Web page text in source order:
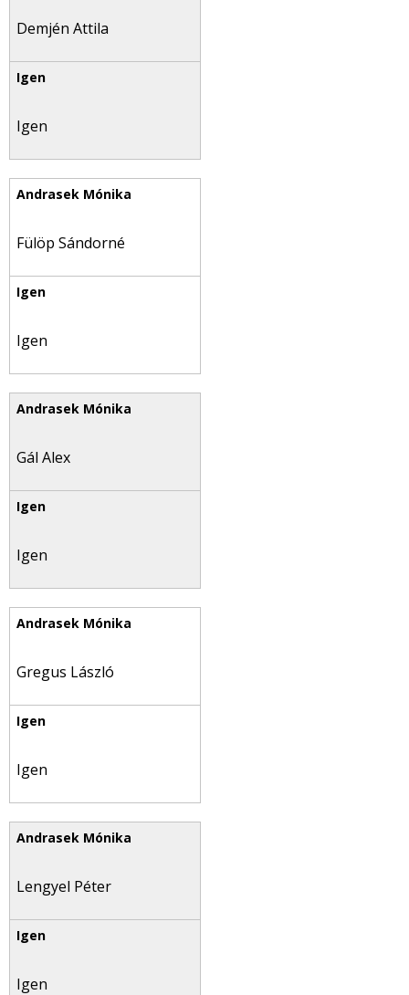
Demjén Attila
Igen
Fülöp Sándorné
Igen
Gál Alex
Igen
Gregus László
Igen
Lengyel Péter
Igen